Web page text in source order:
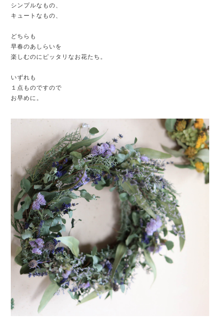
シンプルなもの、
キュートなもの、
どちらも
早春のあしらいを
楽しむのにピッタリなお花たち。
いずれも
１点ものですので
お早めに。